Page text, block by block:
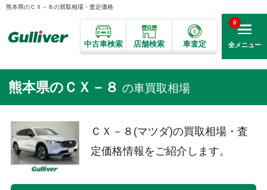
熊本県のＣＸ－８の買取相場・査定価格
中古車検索 店舗検索 車査定 全メニュー
0
熊本県のＣＸ－８ の車買取相場
ＣＸ－８(マツダ)の買取相場・査
定価格情報をご紹介します。